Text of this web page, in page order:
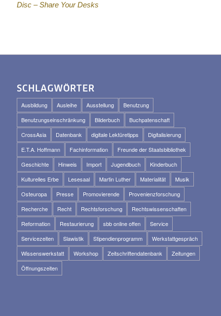
Disc – Share Your Desks
SCHLAGWÖRTER
Ausbildung Ausleihe Ausstellung
Benutzung
Benutzungseinschränkung
Bilderbuch
Buchpatenschaft
CrossAsia
Datenbank digitale Lektüretipps
Digitalisierung
E.T.A. Hoffmann
Fachinformation
Freunde der Staatsbibliothek
Geschichte
Hinweis Import Jugendbuch
Kinderbuch
Kulturelles Erbe
Lesesaal Martin Luther Materialität
Musik
Osteuropa
Presse Promovierende
Provenienzforschung
Recherche
Recht Rechtsforschung
Rechtswissenschaften
Reformation
Restaurierung sbb online offen
Service
Servicezeiten
Slawistik Stipendienprogramm
Werkstattgespräch
Wissenswerkstatt
Workshop Zeitschriftendatenbank
Zeitungen
Öffnungszeiten